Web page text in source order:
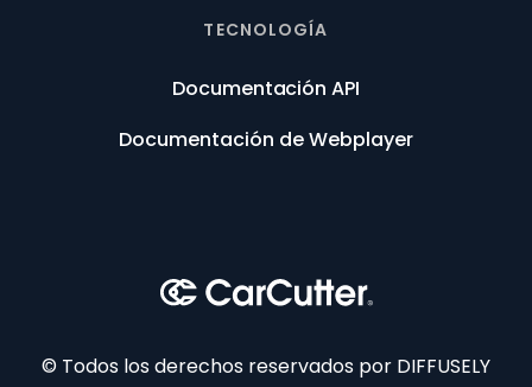
TECNOLOGÍA
Documentación API
Documentación de Webplayer
© Todos los derechos reservados por DIFFUSELY